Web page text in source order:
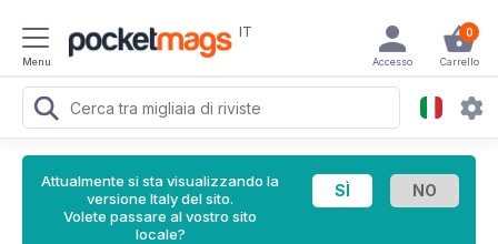
Menu
IT 0
Carrello
Accesso
Attualmente si sta visualizzando la
versione Italy del sito.
Volete passare al vostro sito
locale?